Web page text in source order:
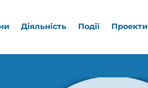
Діяльність Події Проекти